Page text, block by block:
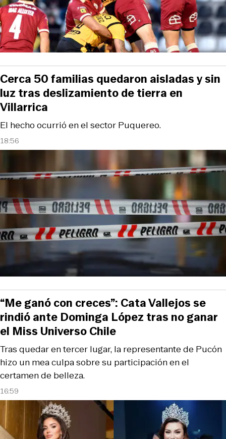
18:56
El hecho ocurrió en el sector Puquereo.
Cerca 50 familias quedaron aisladas y sin
luz tras deslizamiento de tierra en
Villarrica
16:59
Tras quedar en tercer lugar, la representante de Pucón
hizo un mea culpa sobre su participación en el
certamen de belleza.
“Me ganó con creces”: Cata Vallejos se
rindió ante Dominga López tras no ganar
el Miss Universo Chile